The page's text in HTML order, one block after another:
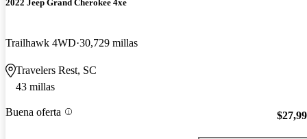
2022 Jeep Grand Cherokee 4xe
Trailhawk 4WD 30,729 millas
Travelers Rest, SC
43 millas
Buena oferta